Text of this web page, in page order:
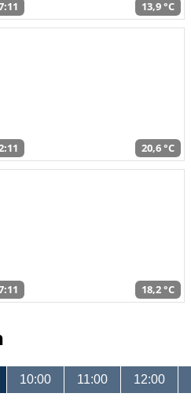
13,9 °C
20,6 °C
18,2 °C
10:00 11:00 12:00